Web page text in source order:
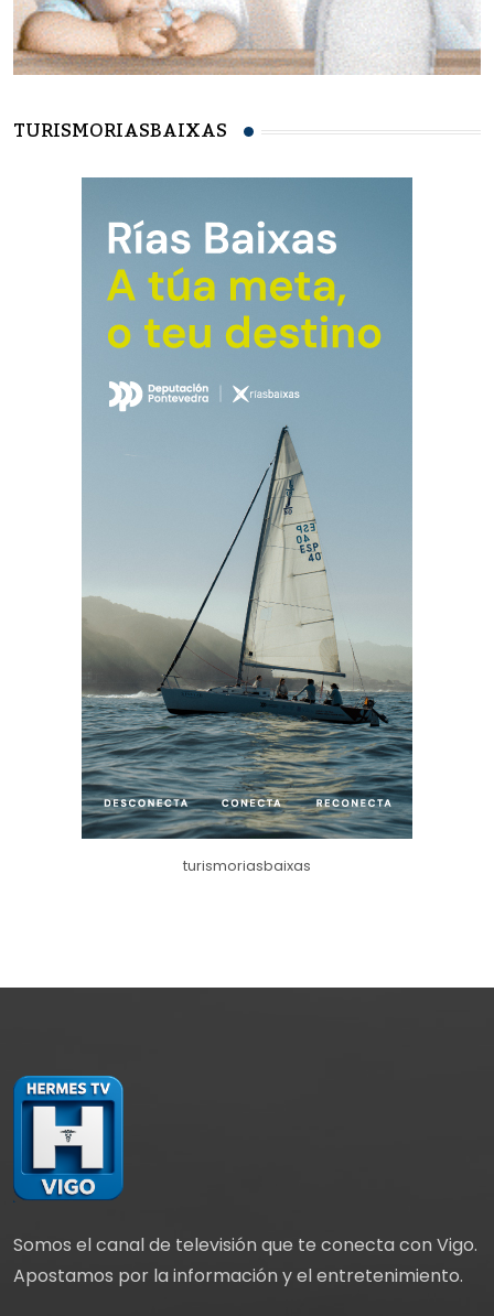
TURISMORIASBAIXAS
turismoriasbaixas
Somos el canal de televisión que te conecta con Vigo.
Apostamos por la información y el entretenimiento.